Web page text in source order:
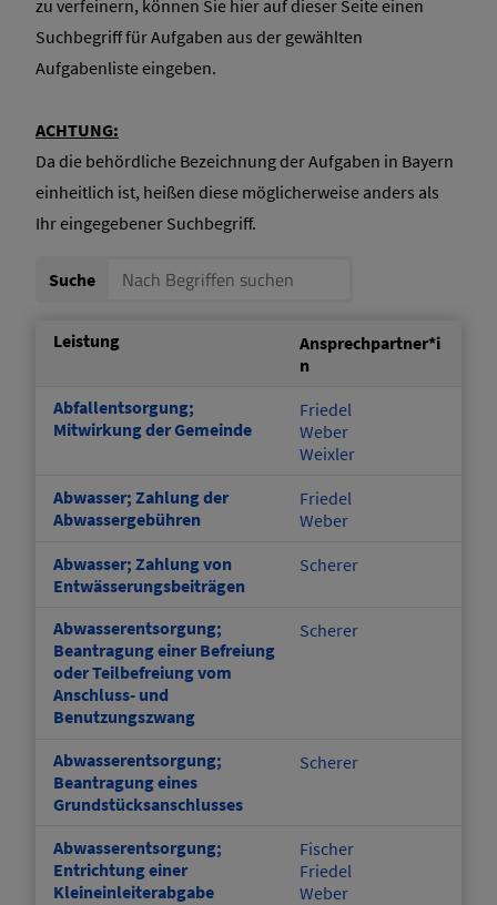
Ratsinformationssystem (RIS)
zu verfeinern, können Sie hier auf dieser Seite einen
Suchbegriff für Aufgaben aus der gewählten
Aufgabenliste eingeben.
ACHTUNG:
Da die behördliche Bezeichnung der Aufgaben in Bayern
einheitlich ist, heißen diese möglicherweise anders als
Ihr eingegebener Suchbegriff.
Suche
Leistung
Ansprechpartner*i
n
Abfallentsorgung;
Mitwirkung der Gemeinde
Friedel
Weber
Weixler
Abwasser; Zahlung der
Abwassergebühren
Friedel
Weber
Abwasser; Zahlung von
Entwässerungsbeiträgen
Scherer
Abwasserentsorgung;
Beantragung einer Befreiung
oder Teilbefreiung vom
Anschluss- und
Benutzungszwang
Scherer
Abwasserentsorgung;
Beantragung eines
Grundstücksanschlusses
Scherer
Abwasserentsorgung;
Entrichtung einer
Kleineinleiterabgabe
Fischer
Friedel
Weber